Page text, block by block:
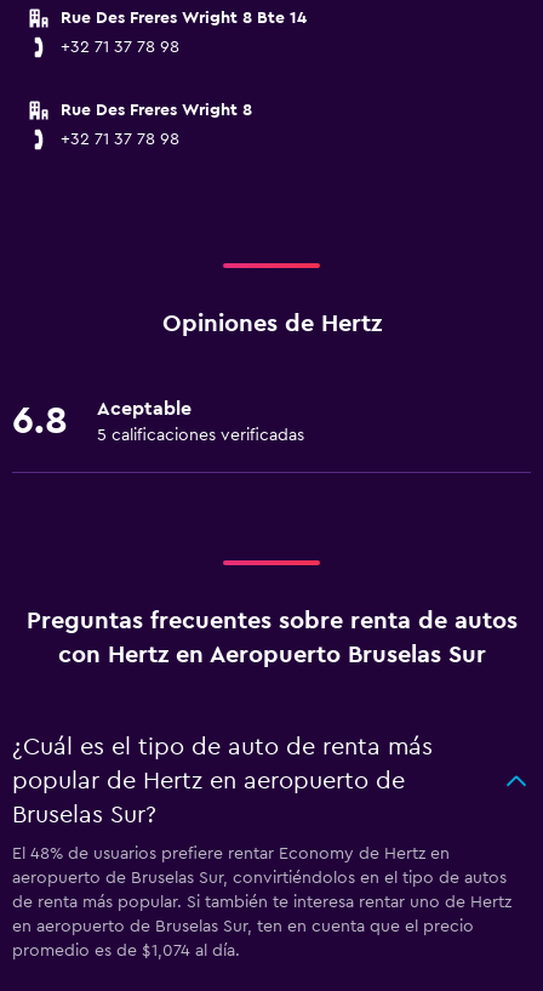
Rue Des Freres Wright 8 Bte 14
+32 71 37 78 98
Rue Des Freres Wright 8
+32 71 37 78 98
Opiniones de Hertz
6.8 Aceptable
5 calificaciones verificadas
Preguntas frecuentes sobre renta de autos
con Hertz en Aeropuerto Bruselas Sur
¿Cuál es el tipo de auto de renta más
popular de Hertz en aeropuerto de
Bruselas Sur?
El 48% de usuarios prefiere rentar Economy de Hertz en
aeropuerto de Bruselas Sur, convirtiéndolos en el tipo de autos
de renta más popular. Si también te interesa rentar uno de Hertz
en aeropuerto de Bruselas Sur, ten en cuenta que el precio
promedio es de $1,074 al día.